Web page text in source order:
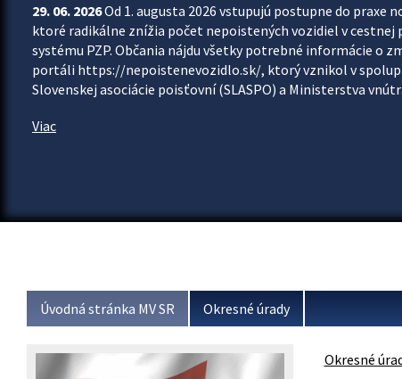
29. 06. 2026Od 1. augusta 2026 vstupujú postupne do praxe
ktoré radikálne znížia počet nepoistených vozidiel v cestnej
systému PZP. Občania nájdu všetky potrebné informácie o
portáli https://nepoistenevozidlo.sk/, ktorý vznikol v
Slovenskej asociácie poisťovní (SLASPO) a Ministerstva
Viac
Úvodná stránka MV SR Okresné úrady
Okresné